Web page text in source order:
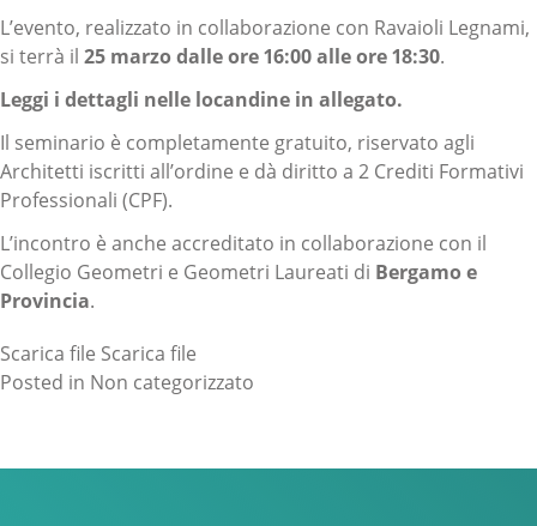
L’evento, realizzato in collaborazione con Ravaioli Legnami,
si terrà il 25 marzo dalle ore 16:00 alle ore 18:30.
Leggi i dettagli nelle locandine in allegato.
Il seminario è completamente gratuito, riservato agli
Architetti iscritti all’ordine e dà diritto a 2 Crediti Formativi
Professionali (CPF).
L’incontro è anche accreditato in collaborazione con il
Collegio Geometri e Geometri Laureati di Bergamo e
Provincia.
Scarica file Scarica file
Posted in Non categorizzato